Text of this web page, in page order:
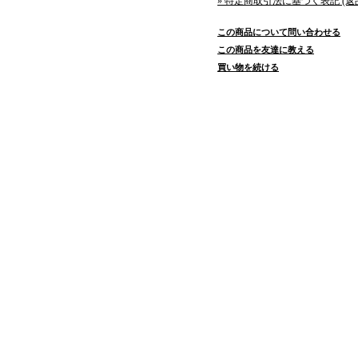
この商品について問い合わせる
この商品を友達に教える
買い物を続ける